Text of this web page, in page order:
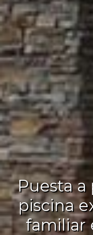
Puesta
piscina
familiar